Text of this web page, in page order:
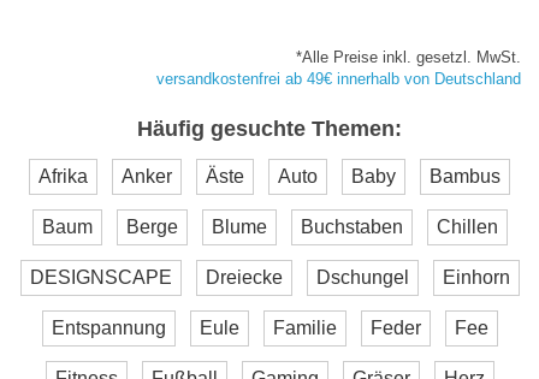
*Alle Preise inkl. gesetzl. MwSt.
versandkostenfrei ab 49€ innerhalb von Deutschland
Häufig gesuchte Themen:
Afrika Anker Äste Auto Baby Bambus
Baum Berge Blume Buchstaben Chillen
DESIGNSCAPE Dreiecke Dschungel Einhorn
Entspannung Eule Familie Feder Fee